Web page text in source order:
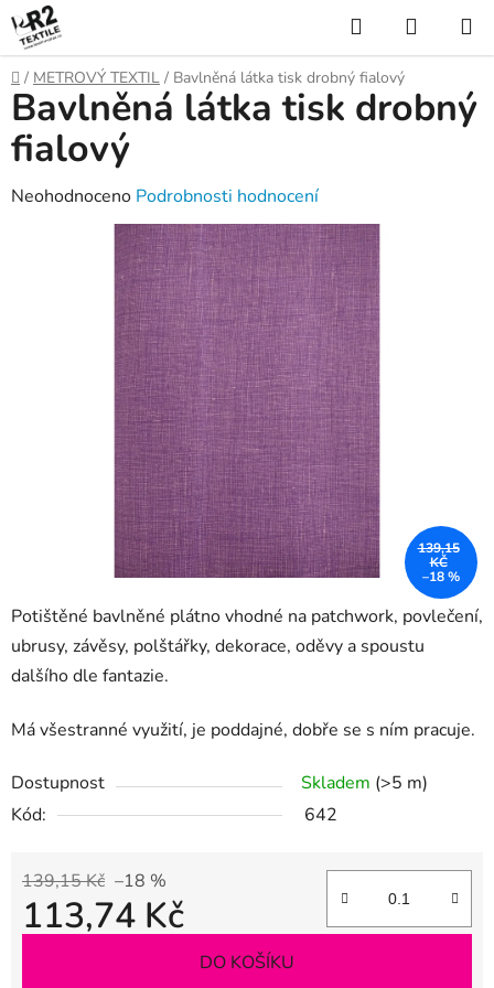
Přejít
na
obsah
Hledat
KOŠÍK
Domů
/ METROVÝ TEXTIL / Bavlněná látka tisk drobný fialový
Potištěné bavlněné plátno vhodné na patchwork, povlečení,
ubrusy, závěsy, polštářky, dekorace, oděvy a spoustu
dalšího dle fantazie.
Má všestranné využití, je poddajné, dobře se s ním pracuje.
Dostupnost Skladem (>5 m)
Kód:
642
139,15 Kč –18 %
113,74 Kč
DO KOŠÍKU
Bavlněná látka tisk drobný
fialový
Průměrné
Neohodnoceno Podrobnosti hodnocení
139,15
KČ
–18 %